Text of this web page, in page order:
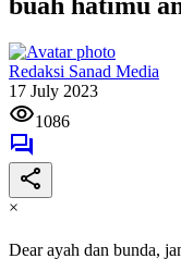
Redaksi Sanad Media
17 July 2023
1086
×
Dear ayah dan bunda,